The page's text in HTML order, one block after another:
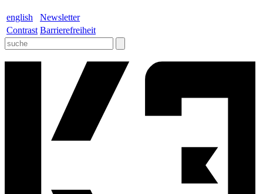
english
Newsletter
Contrast Barrierefreiheit